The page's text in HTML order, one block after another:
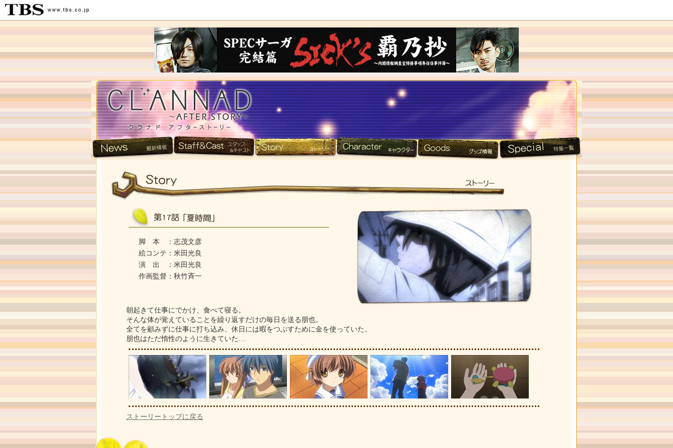
脚 本 ：志茂文彦
絵コンテ：米田光良
演 出 ：米田光良
作画監督：秋竹斉一
朝起きて仕事にでかけ、食べて寝る。
そんな体が覚えていることを繰り返すだけの毎日を送る朋也。
全てを顧みずに仕事に打ち込み、休日には暇をつぶすために金を使っていた。
朋也はただ惰性のように生きていた…
ストーリートップに戻る